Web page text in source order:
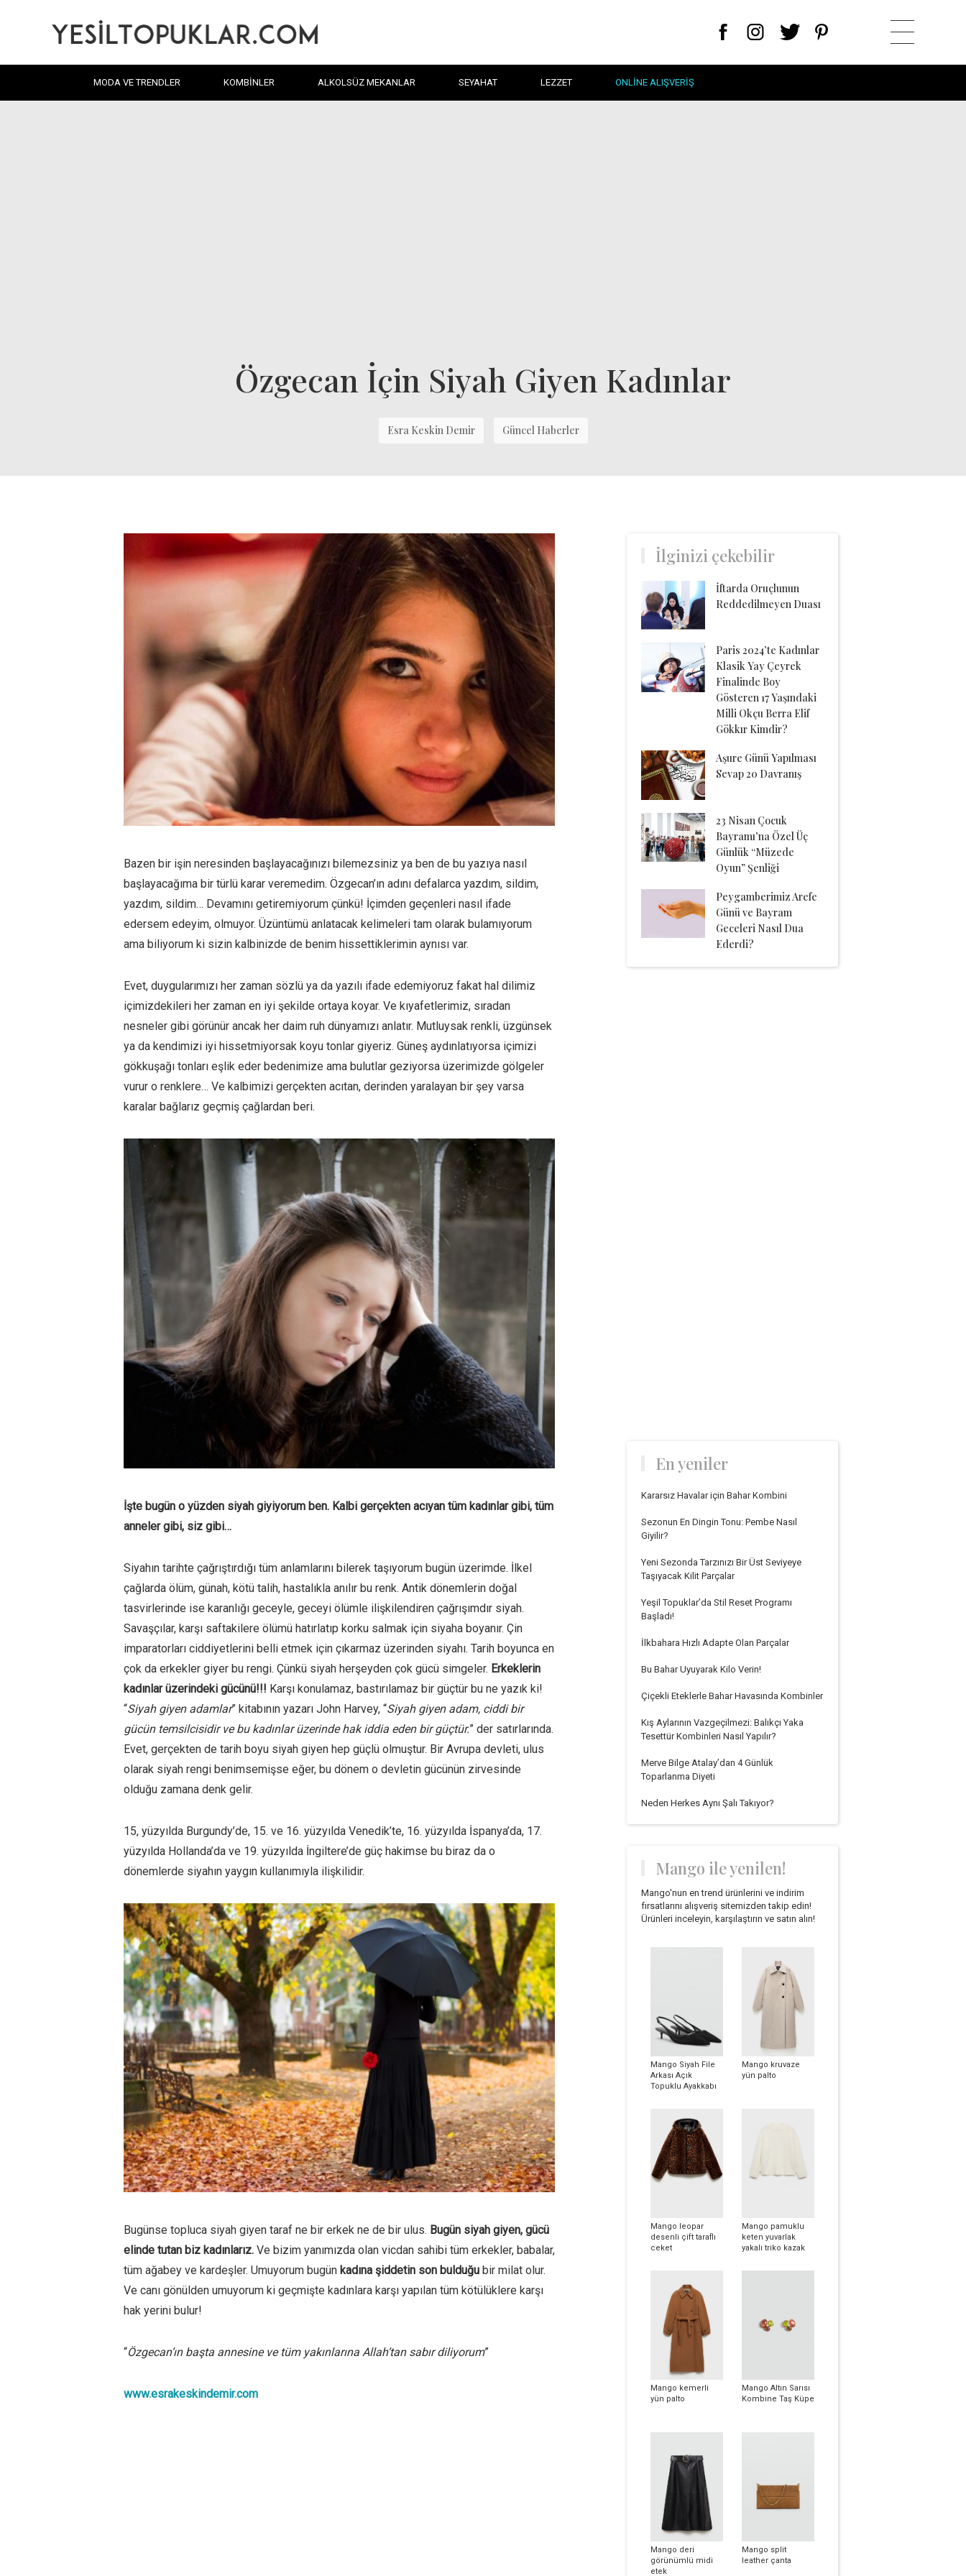
MODA VE TRENDLER KOMBINLER ALKOLSÜZ MEKANLAR SEYAHAT LEZZET ONLINE ALIŞVERIŞ
Özgecan İçin Siyah Giyen Kadınlar
Esra Keskin Demir Güncel Haberler
Bazen bir işin neresinden başlayacağınızı bilemezsiniz ya ben de bu yazıya nasıl
başlayacağıma bir türlü karar veremedim. Özgecan’ın adını defalarca yazdım, sildim,
yazdım, sildim… Devamını getiremiyorum çünkü! İçimden geçenleri nasıl ifade
edersem edeyim, olmuyor. Üzüntümü anlatacak kelimeleri tam olarak bulamıyorum
ama biliyorum ki sizin kalbinizde de benim hissettiklerimin aynısı var.
Evet, duygularımızı her zaman sözlü ya da yazılı ifade edemiyoruz fakat hal dilimiz
içimizdekileri her zaman en iyi şekilde ortaya koyar. Ve kıyafetlerimiz, sıradan
nesneler gibi görünür ancak her daim ruh dünyamızı anlatır. Mutluysak renkli, üzgünsek
ya da kendimizi iyi hissetmiyorsak koyu tonlar giyeriz. Güneş aydınlatıyorsa içimizi
gökkuşağı tonları eşlik eder bedenimize ama bulutlar geziyorsa üzerimizde gölgeler
vurur o renklere… Ve kalbimizi gerçekten acıtan, derinden yaralayan bir şey varsa
karalar bağlarız geçmiş çağlardan beri.
İşte bugün o yüzden siyah giyiyorum ben. Kalbi gerçekten acıyan tüm kadınlar gibi, tüm
anneler gibi, siz gibi…
Siyahın tarihte çağrıştırdığı tüm anlamlarını bilerek taşıyorum bugün üzerimde. İlkel
çağlarda ölüm, günah, kötü talih, hastalıkla anılır bu renk. Antik dönemlerin doğal
tasvirlerinde ise karanlığı geceyle, geceyi ölümle ilişkilendiren çağrışımdır siyah.
Savaşçılar, karşı saftakilere ölümü hatırlatıp korku salmak için siyaha boyanır. Çin
imparatorları ciddiyetlerini belli etmek için çıkarmaz üzerinden siyahı. Tarih boyunca en
çok da erkekler giyer bu rengi. Çünkü siyah herşeyden çok gücü simgeler. Erkeklerin
kadınlar üzerindeki gücünü!!! Karşı konulamaz, bastırılamaz bir güçtür bu ne yazık ki!
“Siyah giyen adamlar” kitabının yazarı John Harvey, “Siyah giyen adam, ciddi bir
gücün temsilcisidir ve bu kadınlar üzerinde hak iddia eden bir güçtür.” der satırlarında.
Evet, gerçekten de tarih boyu siyah giyen hep güçlü olmuştur. Bir Avrupa devleti, ulus
olarak siyah rengi benimsemişse eğer, bu dönem o devletin gücünün zirvesinde
olduğu zamana denk gelir.
15, yüzyılda Burgundy’de, 15. ve 16. yüzyılda Venedik’te, 16. yüzyılda İspanya’da, 17.
yüzyılda Hollanda’da ve 19. yüzyılda İngiltere’de güç hakimse bu biraz da o
dönemlerde siyahın yaygın kullanımıyla ilişkilidir.
Bugünse topluca siyah giyen taraf ne bir erkek ne de bir ulus. Bugün siyah giyen, gücü
elinde tutan biz kadınlarız. Ve bizim yanımızda olan vicdan sahibi tüm erkekler, babalar,
tüm ağabey ve kardeşler. Umuyorum bugün kadına şiddetin son bulduğu bir milat olur.
Ve canı gönülden umuyorum ki geçmişte kadınlara karşı yapılan tüm kötülüklere karşı
hak yerini bulur!
“Özgecan’ın başta annesine ve tüm yakınlarına Allah’tan sabır diliyorum”
www.esrakeskindemir.com
İlginizi çekebilir
İftarda Oruçlunun
Reddedilmeyen Duası
Paris 2024’te Kadınlar
Klasik Yay Çeyrek
Finalinde Boy
Gösteren 17 Yaşındaki
Milli Okçu Berra Elif
Gökkır Kimdir?
Aşure Günü Yapılması
Sevap 20 Davranış
23 Nisan Çocuk
Bayramı’na Özel Üç
Günlük “Müzede
Oyun” Şenliği
Peygamberimiz Arefe
Günü ve Bayram
Geceleri Nasıl Dua
Ederdi?
En yeniler
Kararsız Havalar için Bahar Kombini
Sezonun En Dingin Tonu: Pembe Nasıl
Giyilir?
Yeni Sezonda Tarzınızı Bir Üst Seviyeye
Taşıyacak Kilit Parçalar
Yeşil Topuklar’da Stil Reset Programı
Başladı!
İlkbahara Hızlı Adapte Olan Parçalar
Bu Bahar Uyuyarak Kilo Verin!
Çiçekli Eteklerle Bahar Havasında Kombinler
Kış Aylarının Vazgeçilmezi: Balıkçı Yaka
Tesettür Kombinleri Nasıl Yapılır?
Merve Bilge Atalay’dan 4 Günlük
Toparlanma Diyeti
Neden Herkes Aynı Şalı Takıyor?
Mango ile yenilen!
Mango'nun en trend ürünlerini ve indirim
fırsatlarını alışveriş sitemizden takip edin!
Ürünleri inceleyin, karşılaştırın ve satın alın!
Mango Siyah File
Arkası Açık
Topuklu Ayakkabı
Mango kruvaze
yün palto
Mango leopar
desenli çift taraflı
ceket
Mango pamuklu
keten yuvarlak
yakalı triko kazak
Mango kemerli
yün palto
Mango Altın Sarısı
Kombine Taş Küpe
Mango deri
görünümlü midi
etek
Mango split
leather çanta